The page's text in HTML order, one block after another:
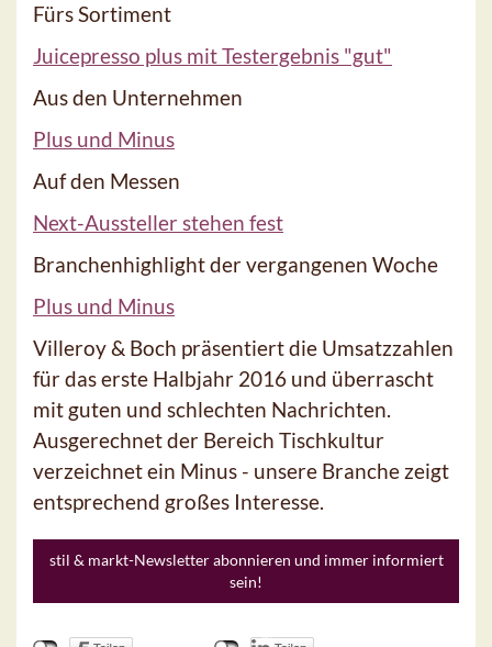
Fürs Sortiment
Juicepresso plus mit Testergebnis "gut"
Aus den Unternehmen
Plus und Minus
Auf den Messen
Next-Aussteller stehen fest
Branchenhighlight der vergangenen Woche
Plus und Minus
Villeroy & Boch präsentiert die Umsatzzahlen
für das erste Halbjahr 2016 und überrascht
mit guten und schlechten Nachrichten.
Ausgerechnet der Bereich Tischkultur
verzeichnet ein Minus - unsere Branche zeigt
entsprechend großes Interesse.
stil & markt-Newsletter abonnieren und immer informiert
sein!